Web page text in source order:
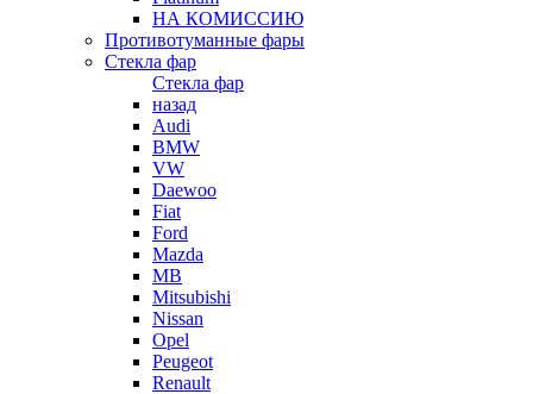
НА КОМИССИЮ
Противотуманные фары
Стекла фар
Стекла фар
назад
Audi
BMW
VW
Daewoo
Fiat
Ford
Mazda
MB
Mitsubishi
Nissan
Opel
Peugeot
Renault